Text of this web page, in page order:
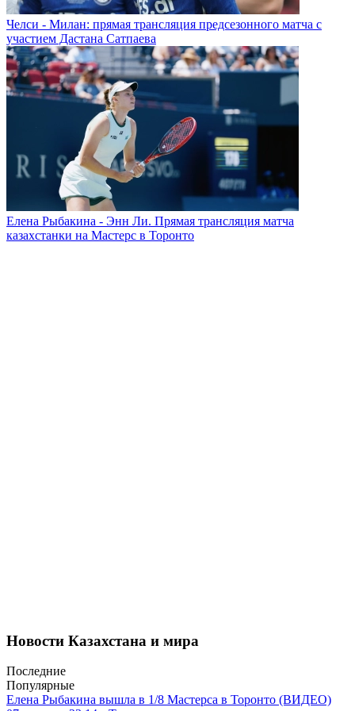
Челси - Милан: прямая трансляция предсезонного матча с
участием Дастана Сатпаева
Елена Рыбакина - Энн Ли. Прямая трансляция матча
казахстанки на Мастерс в Торонто
Новости Казахстана и мира
Последние
Популярные
Елена Рыбакина вышла в 1/8 Мастерса в Торонто (ВИДЕО)